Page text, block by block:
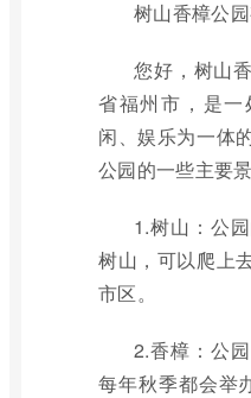
树山香樟公
您好，树山
省福州市，是
闲、娱乐为一体
公园的一些主要
1.树山：公
树山，可以爬上
市区。
2.香樟：公
每年秋季都会举